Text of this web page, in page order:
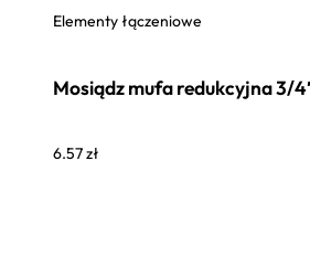
Elementy łączeniowe
Mosiądz mufa redukcyjna 3/
6.57zł